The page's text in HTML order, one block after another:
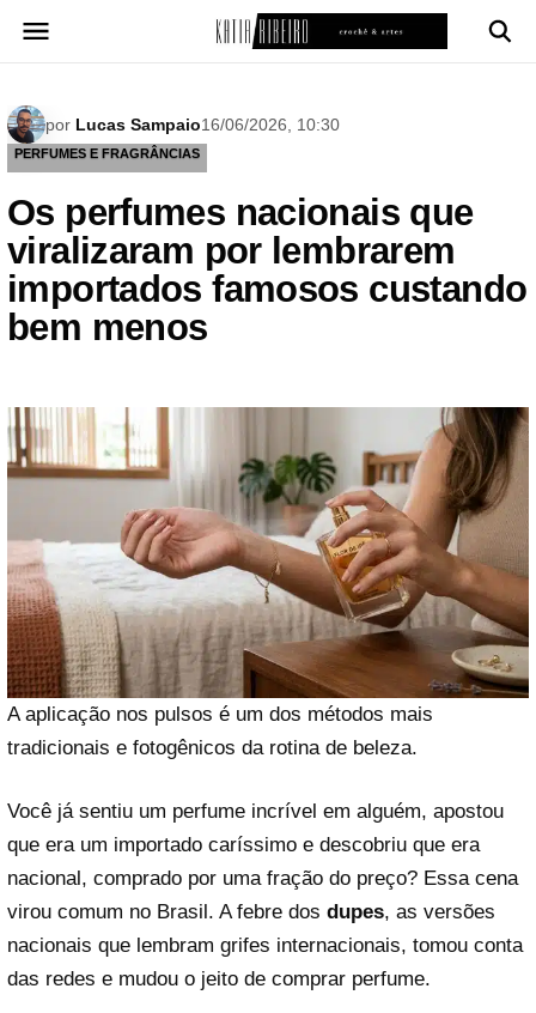
para
por Lucas Sampaio16/06/2026, 10:30
PERFUMES E FRAGRÂNCIAS
Os perfumes nacionais que
viralizaram por lembrarem
importados famosos custando
bem menos
A aplicação nos pulsos é um dos métodos mais
tradicionais e fotogênicos da rotina de beleza.
Você já sentiu um perfume incrível em alguém, apostou
que era um importado caríssimo e descobriu que era
nacional, comprado por uma fração do preço? Essa cena
virou comum no Brasil. A febre dos dupes, as versões
nacionais que lembram grifes internacionais, tomou conta
das redes e mudou o jeito de comprar perfume.